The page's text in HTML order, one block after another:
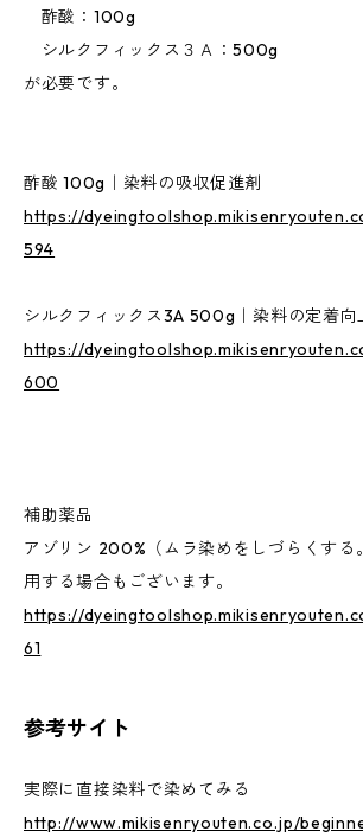
酢酸：100g
シルクフィックス３Ａ：500g
が必要です。
酢酸 100g｜染料の吸収促進剤
https://
594
シルクフィックス3A 500g｜染料の定着向
https://
600
補助薬品
アゾリン 200%（ムラ染めをしづらくする
用する場合もございます。
https://
61
参考サイト
実際に直接染料で染めてみる
http://www.mikisenryouten.co.jp/